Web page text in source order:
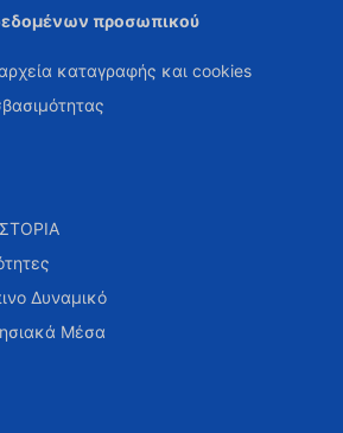
προσωπικού
αρχεία καταγραφής και cookies
Δυναμικό
Μέσα